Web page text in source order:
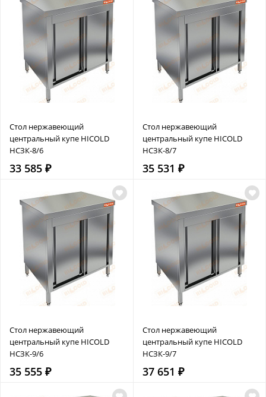
Стол нержавеющий
центральный купе HICOLD
НСЗК-8/6
33 585 ₽
Стол нержавеющий
центральный купе HICOLD
НСЗК-8/7
35 531 ₽
Стол нержавеющий
центральный купе HICOLD
НСЗК-9/6
35 555 ₽
Стол нержавеющий
центральный купе HICOLD
НСЗК-9/7
37 651 ₽